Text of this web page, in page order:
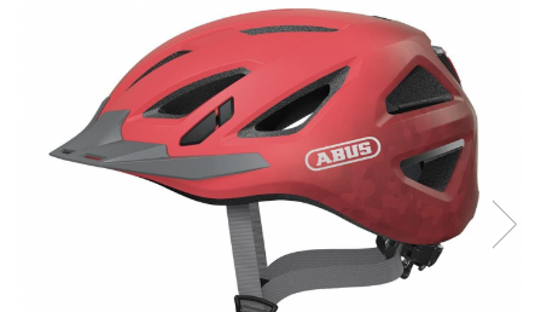
Hobby-uri creative
Iluminat & Electrice
Jaluzele
Kit-uri automatizari porti si usi